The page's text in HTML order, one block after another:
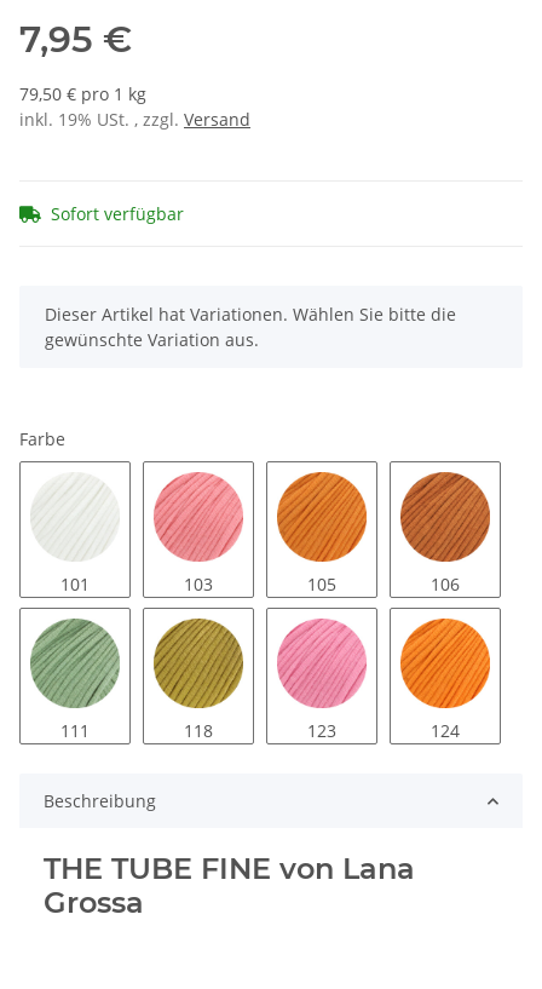
7,95 €
79,50 € pro 1 kg
inkl. 19% USt. , zzgl. Versand
Sofort verfügbar
x
Dieser Artikel hat Variationen. Wählen Sie bitte die
gewünschte Variation aus.
Farbe
101 103 105 106
111 118 123 124
Beschreibung
THE TUBE FINE von Lana
Grossa